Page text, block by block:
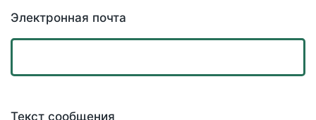
Электронная почта
Текст сообщения